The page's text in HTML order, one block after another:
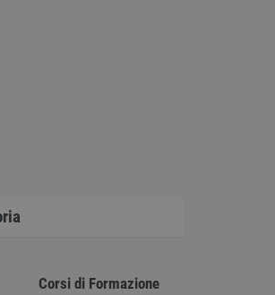
Corsi di Formazione